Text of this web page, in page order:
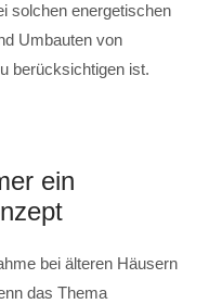
solchen energetischen
Umbauten von
berücksichtigen ist.
ein
bei älteren Häusern
das Thema